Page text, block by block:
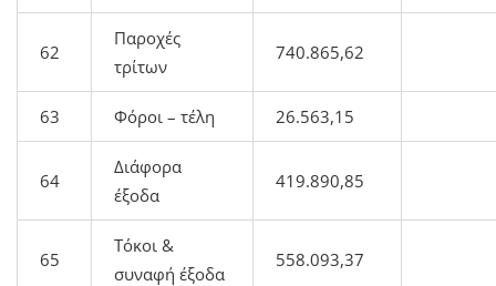
62
Παροχές
τρίτων
740.865,62
63 Φόροι – τέλη 26.563,15
64
Διάφορα
έξοδα
419.890,85
65
Τόκοι &
συναφή έξοδα
558.093,37